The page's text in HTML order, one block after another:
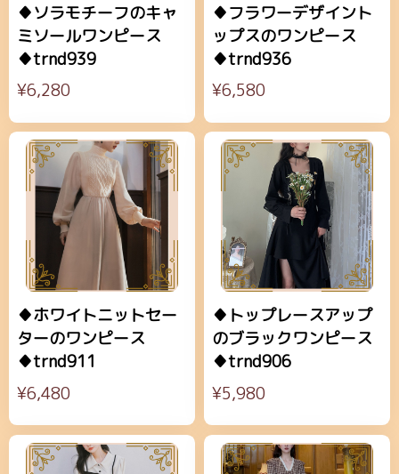
♦ソラモチーフのキャ
ミソールワンピース
♦trnd939
¥6,280
♦フラワーデザイント
ップスのワンピース
♦trnd936
¥6,580
♦ホワイトニットセー
ターのワンピース
♦trnd911
¥6,480
♦トップレースアップ
のブラックワンピース
♦trnd906
¥5,980